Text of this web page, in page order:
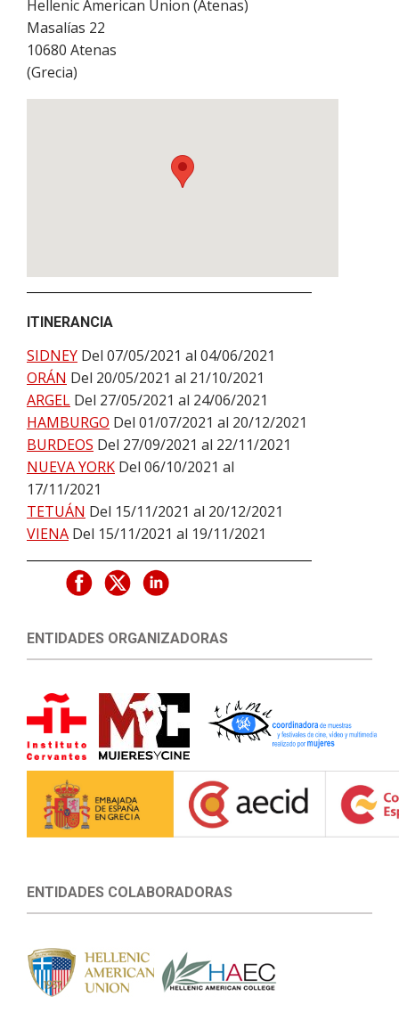
Hellenic American Union (Atenas)
Masalías 22
10680 Atenas
(Grecia)
ITINERANCIA
SIDNEY Del 07/05/2021 al 04/06/2021
ORÁN Del 20/05/2021 al 21/10/2021
ARGEL Del 27/05/2021 al 24/06/2021
HAMBURGO Del 01/07/2021 al 20/12/2021
BURDEOS Del 27/09/2021 al 22/11/2021
NUEVA YORK Del 06/10/2021 al
17/11/2021
TETUÁN Del 15/11/2021 al 20/12/2021
VIENA Del 15/11/2021 al 19/11/2021
ENTIDADES ORGANIZADORAS
ENTIDADES COLABORADORAS